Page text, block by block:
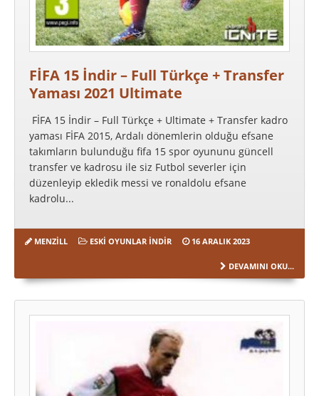
FİFA 15 İndir – Full Türkçe + Transfer
Yaması 2021 Ultimate
FİFA 15 İndir – Full Türkçe + Ultimate + Transfer kadro
yaması FİFA 2015, Ardalı dönemlerin olduğu efsane
takımların bulunduğu fifa 15 spor oyununu güncell
transfer ve kadrosu ile siz Futbol severler için
düzenleyip ekledik messi ve ronaldolu efsane
kadrolu...
MENZILL ESKI OYUNLAR İNDIR 16 ARALIK 2023
DEVAMINI OKU...